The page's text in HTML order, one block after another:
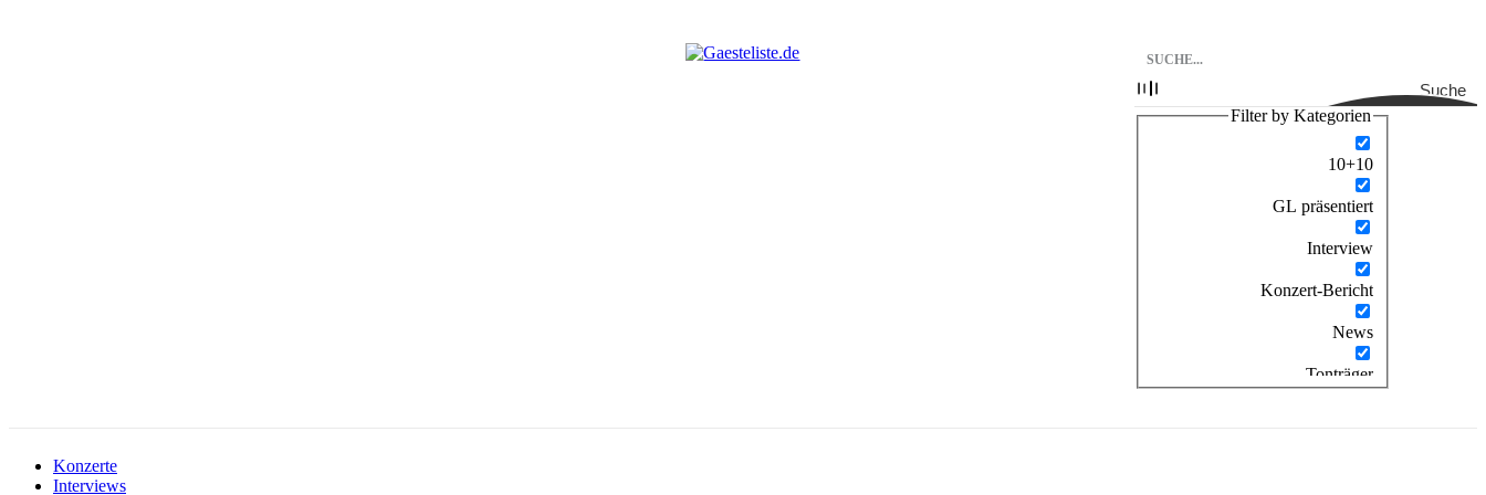
Suche
Filter by Kategorien
10+10
GL präsentiert
Interview
Konzert-Bericht
News
Tonträger
Konzerte
Interviews